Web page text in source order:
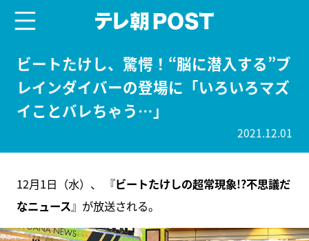
ビートたけし、驚愕！“脳に潜入する”ブ
レインダイバーの登場に「いろいろマズ
イことバレちゃう…」
2021.12.01
12月1日（水）、 『ビートたけしの超常現象!?不思議だ
なニュース』が放送される。